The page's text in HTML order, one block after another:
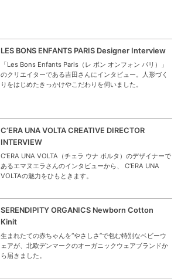
LES BONS ENFANTS PARIS Designer Interview
「Les Bons Enfants Paris（レ ボン オンフォン パリ）」
のクリエイターである吉田さんにインタビュー。人形づく
りをはじめたきっかけやこだわりを伺いました。
C’ERA UNA VOLTA CREATIVE DIRECTOR
INTERVIEW
C’ERA UNA VOLTA（チェラ ウナ ボルタ）のデザイナーで
あるエマヌエラさんのインタビューから、 C’ERA UNA
VOLTAの魅力をひもときます。
SERENDIPITY ORGANICS Newborn Cotton
Kinit
生まれたての赤ちゃんを“やさしさ”で包む特別なベビーウ
ェアが、北欧デンマークのオーガニックウェアブランドか
ら届きました。